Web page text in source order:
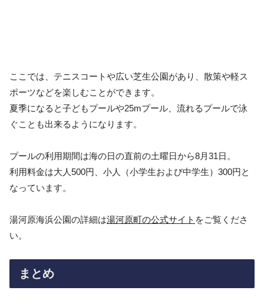
ここでは、テニスコートや広い芝生公園があり、散策や軽ス
ポーツなどを楽しむことができます。
夏季になると子どもプールや25mプール、流れるプールで泳
ぐことも出来るようになります。
プールの利用期間は海の日の直前の土曜日から8月31日。
利用料金は大人500円、小人（小学生および中学生）300円と
なっています。
湯河原海浜公園の詳細は湯河原町の公式サイト をご覧くださ
い。
まとめ